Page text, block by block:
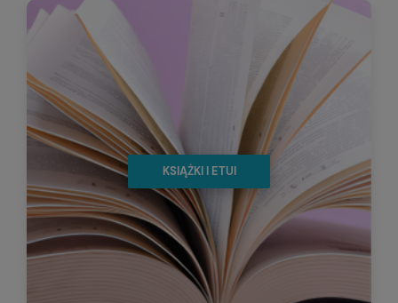
KSIĄŻKI I ETUI